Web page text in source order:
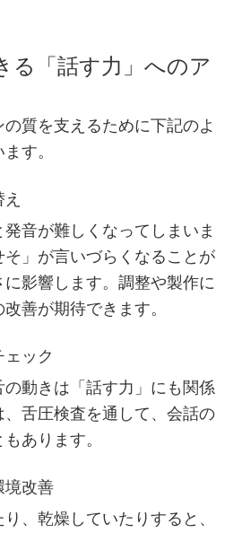
る「話す力」へのア
質を支えるために下記のよ
す。
音が難しくなってしまいま
」が言いづらくなることが
影響します。調整や製作に
善が期待できます。
ック
動きは「話す力」にも関係
、舌圧検査を通して、会話の
あります。
境改善
、乾燥していたりすると、